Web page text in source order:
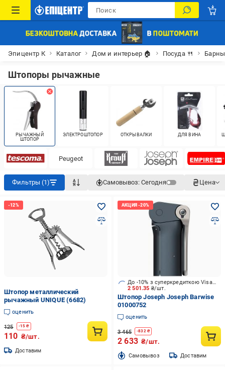
Эпицентр К Каталог Дом и интерьер 🏠 Посуда 🍴
Штопоры рычажные
РЫЧАЖНЫЙ
ШТОПОР
ЭЛЕКТРОШТОПОР ОТКРЫВАЛКИ ДЛЯ ВИНА
Peugeot
Фильтры (1) Самовывоз: Сегодня Цена
Штопор металлический
рычажный UNIQUE (6682)
оценить
125 -15 ₴
110 ₴/шт.
Доставим
2 501.35 ₴/шт.
До -10% з суперкредиткою Visa Вигода
Штопор Joseph Joseph Barwise
01000752
оценить
3 465 -832₴
2 633 ₴/шт.
Cамовывоз Доставим